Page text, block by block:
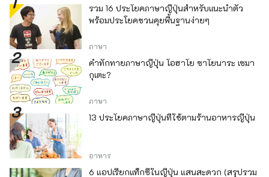
รวม 16 ประโยคภาษาญี่ปุ่นสำหรับแนะนำตัว
พร้อมประโยคชวนคุยพื้นฐานง่ายๆ
ภาษา
คำทักทายภาษาญี่ปุ่น โอฮาโย ซาโยนาระ เซมา
กุเตะ?
ภาษา
13 ประโยคภาษาญี่ปุ่นที่ใช้ตามร้านอาหารญี่ปุ่น
อาหาร
6 แอปเรียกแท็กซี่ในญี่ปุ่น แสนสะดวก (สรุปรวม